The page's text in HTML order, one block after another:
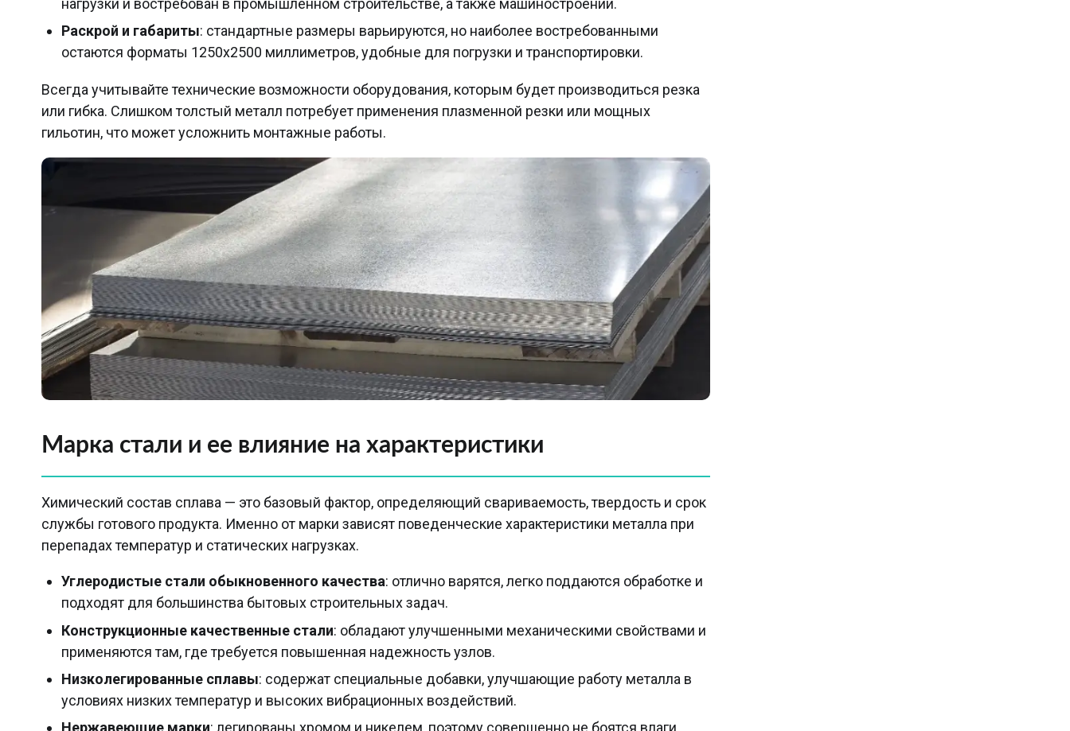
Раскрой и габариты: стандартные размеры варьируются, но наиболее востребованными
остаются форматы 1250х2500 миллиметров, удобные для погрузки и транспортировки.
Всегда учитывайте технические возможности оборудования, которым будет производиться резка
или гибка. Слишком толстый металл потребует применения плазменной резки или мощных
гильотин, что может усложнить монтажные работы.
Марка стали и ее влияние на характеристики
Химический состав сплава — это базовый фактор, определяющий свариваемость, твердость и срок
службы готового продукта. Именно от марки зависят поведенческие характеристики металла при
перепадах температур и статических нагрузках.
Углеродистые стали обыкновенного качества: отлично варятся, легко поддаются обработке и
подходят для большинства бытовых строительных задач.
Конструкционные качественные стали: обладают улучшенными механическими свойствами и
применяются там, где требуется повышенная надежность узлов.
Низколегированные сплавы: содержат специальные добавки, улучшающие работу металла в
условиях низких температур и высоких вибрационных воздействий.
Нержавеющие марки: легированы хромом и никелем, поэтому совершенно не боятся влаги,